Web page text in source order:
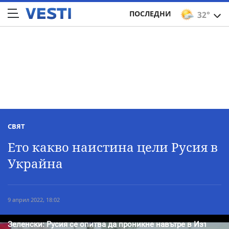
32°
ПОСЛЕДНИ
СВЯТ
Ето какво наистина цели Русия в
Украйна
9 април 2022, 18:02